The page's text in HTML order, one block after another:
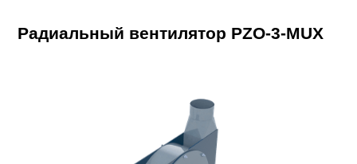
Радиальный вентилятор PZO-3-MUX